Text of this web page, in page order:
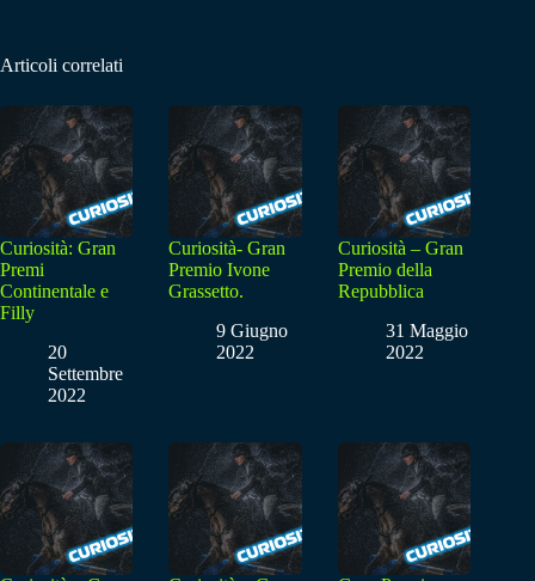
Articoli correlati
Curiosità: Gran
Premi
Continentale e
Filly
20
Settembre
2022
Curiosità- Gran
Premio Ivone
Grassetto.
9 Giugno
2022
Curiosità – Gran
Premio della
Repubblica
31 Maggio
2022